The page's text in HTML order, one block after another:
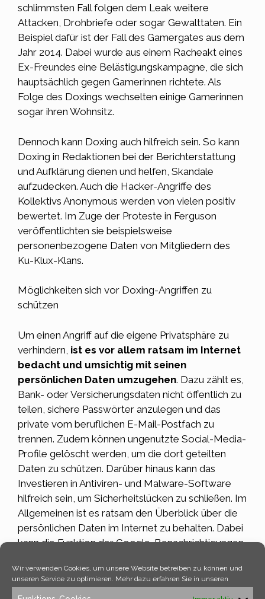
Wir verwenden Cookies, um unsere Website betreiben zu können und
unseren Service zu optimieren. Mehr dazu erfahren Sie in unseren
schlimmsten Fall folgen dem Leak weitere
Attacken, Drohbriefe oder sogar Gewalttaten. Ein
Beispiel dafür ist der Fall des Gamergates aus dem
Jahr 2014. Dabei wurde aus einem Racheakt eines
Ex-Freundes eine Belästigungskampagne, die sich
hauptsächlich gegen Gamerinnen richtete. Als
Folge des Doxings wechselten einige Gamerinnen
sogar ihren Wohnsitz.
Dennoch kann Doxing auch hilfreich sein. So kann
Doxing in Redaktionen bei der Berichterstattung
und Aufklärung dienen und helfen, Skandale
aufzudecken. Auch die Hacker-Angriffe des
Kollektivs Anonymous werden von vielen positiv
bewertet. Im Zuge der Proteste in Ferguson
veröffentlichten sie beispielsweise
personenbezogene Daten von Mitgliedern des
Ku-Klux-Klans.
Möglichkeiten sich vor Doxing-Angriffen zu
schützen
Um einen Angriff auf die eigene Privatsphäre zu
verhindern, ist es vor allem ratsam im Internet
bedacht und umsichtig mit seinen
persönlichen Daten umzugehen. Dazu zählt es,
Bank- oder Versicherungsdaten nicht öffentlich zu
teilen, sichere Passwörter anzulegen und das
private vom beruflichen E-Mail-Postfach zu
trennen. Zudem können ungenutzte Social-Media-
Profile gelöscht werden, um die dort geteilten
Daten zu schützen. Darüber hinaus kann das
Investieren in Antiviren- und Malware-Software
hilfreich sein, um Sicherheitslücken zu schließen. Im
Allgemeinen ist es ratsam den Überblick über die
persönlichen Daten im Internet zu behalten. Dabei
kann die Funktion der Google-Benachrichtigungen
Veröffentlichungen über die eigene Person oder
das eigeneUnternehmenin Kenntnis setzen.